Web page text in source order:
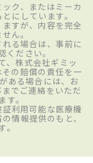
ク、またはミーカ
にしています。
すが、内容を完全
ん。
る場合は、事前に
ださい。
、株式会社ギミッ
の賠償の責任を一
ある場合には、お
でご連絡をいただ
。
利用可能な医療機
情報提供のもと、